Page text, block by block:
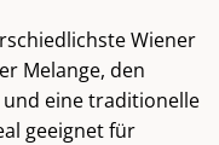
Wiener
Melange, den
eine traditionelle
geeignet für